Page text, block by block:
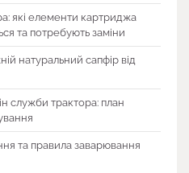
які елементи картриджа
та потребують заміни
натуральний сапфір від
служби трактора: план
та правила заварювання